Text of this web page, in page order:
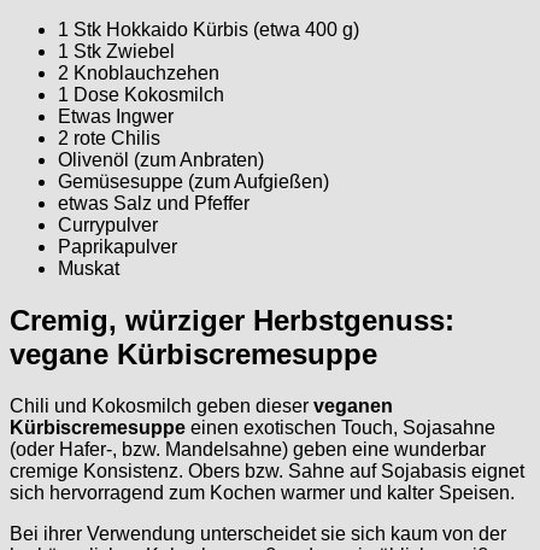
1 Stk Hokkaido Kürbis (etwa 400 g)
1 Stk Zwiebel
2 Knoblauchzehen
1 Dose Kokosmilch
Etwas Ingwer
2 rote Chilis
Olivenöl (zum Anbraten)
Gemüsesuppe (zum Aufgießen)
etwas Salz und Pfeffer
Currypulver
Paprikapulver
Muskat
Cremig, würziger Herbstgenuss:
vegane Kürbiscremesuppe
Chili und Kokosmilch geben dieser veganen
Kürbiscremesuppe einen exotischen Touch, Sojasahne
(oder Hafer-, bzw. Mandelsahne) geben eine wunderbar
cremige Konsistenz. Obers bzw. Sahne auf Sojabasis eignet
sich hervorragend zum Kochen warmer und kalter Speisen.
Bei ihrer Verwendung unterscheidet sie sich kaum von der